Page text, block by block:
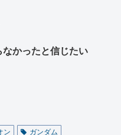
かったと信じたい
ン ガンダム